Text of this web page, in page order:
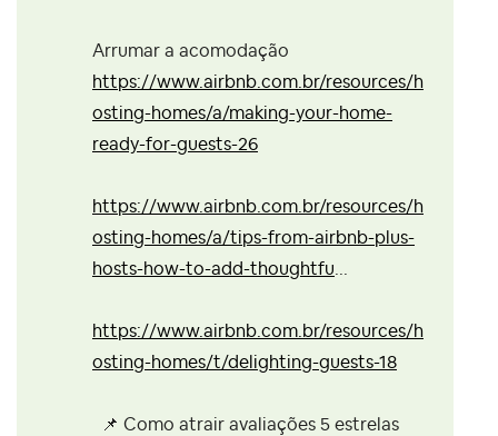
Arrumar a acomodação
https://www.airbnb.com.br/resources/h
osting-homes/a/making-your-home-
ready-for-guests-26
https://www.airbnb.com.br/resources/h
osting-homes/a/tips-from-airbnb-plus-
hosts-how-to-add-thoughtfu...
https://www.airbnb.com.br/resources/h
osting-homes/t/delighting-guests-18
📌 Como atrair avaliações 5 estrelas